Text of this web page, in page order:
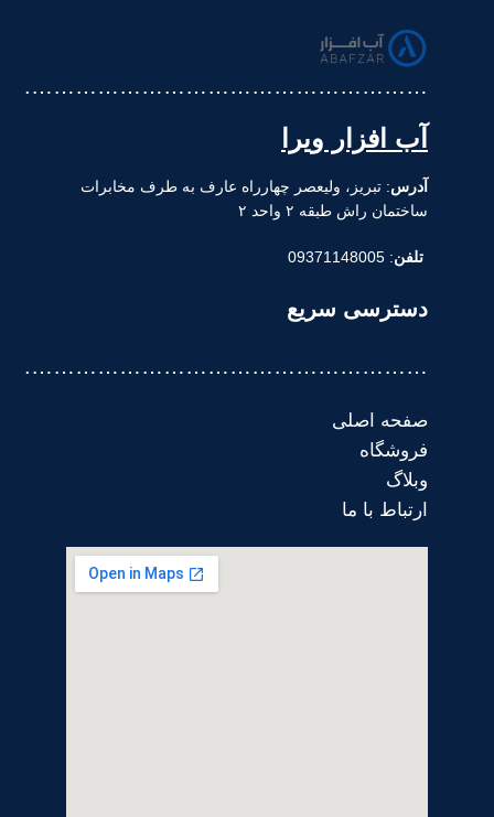
……………………………………………….
آب افزار ویرا
آدرس: تبریز، ولیعصر چهارراه عارف به طرف مخابرات
ساختمان راش طبقه ۲ واحد ۲
تلفن: 09371148005
دسترسی سریع
……………………………………………….
صفحه اصلی
فروشگاه
وبلاگ
ارتباط با ما